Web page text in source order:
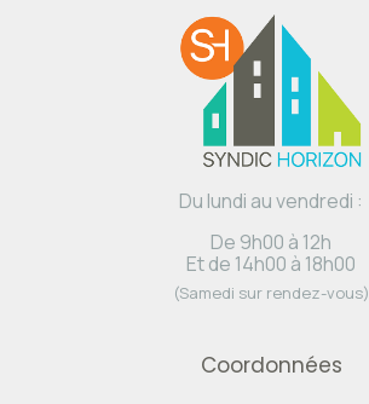
Du lundi au vendredi :
De 9h00 à 12h
Et de 14h00 à 18h00
(Samedi sur rendez-vous)
Coordonnées